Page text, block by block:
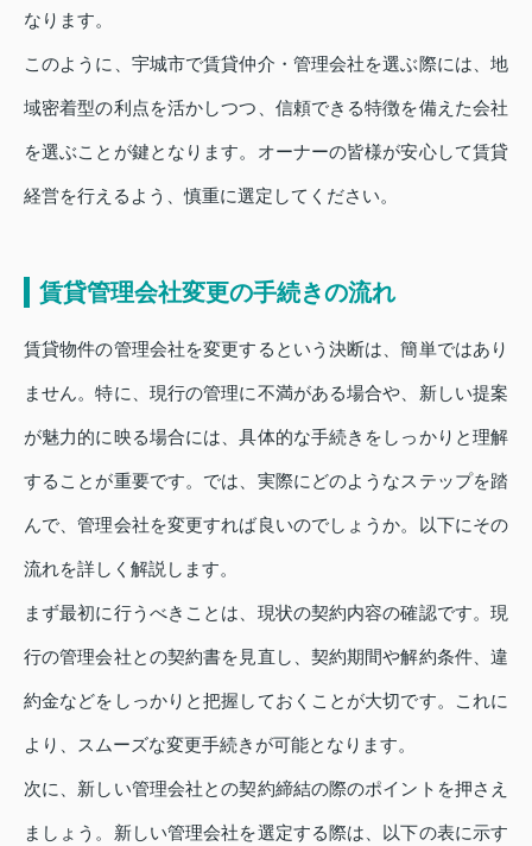
なります。
このように、宇城市で賃貸仲介・管理会社を選ぶ際には、地
域密着型の利点を活かしつつ、信頼できる特徴を備えた会社
を選ぶことが鍵となります。オーナーの皆様が安心して賃貸
経営を行えるよう、慎重に選定してください。
賃貸管理会社変更の手続きの流れ
賃貸物件の管理会社を変更するという決断は、簡単ではあり
ません。特に、現行の管理に不満がある場合や、新しい提案
が魅力的に映る場合には、具体的な手続きをしっかりと理解
することが重要です。では、実際にどのようなステップを踏
んで、管理会社を変更すれば良いのでしょうか。以下にその
流れを詳しく解説します。
まず最初に行うべきことは、現状の契約内容の確認です。現
行の管理会社との契約書を見直し、契約期間や解約条件、違
約金などをしっかりと把握しておくことが大切です。これに
より、スムーズな変更手続きが可能となります。
次に、新しい管理会社との契約締結の際のポイントを押さえ
ましょう。新しい管理会社を選定する際は、以下の表に示す